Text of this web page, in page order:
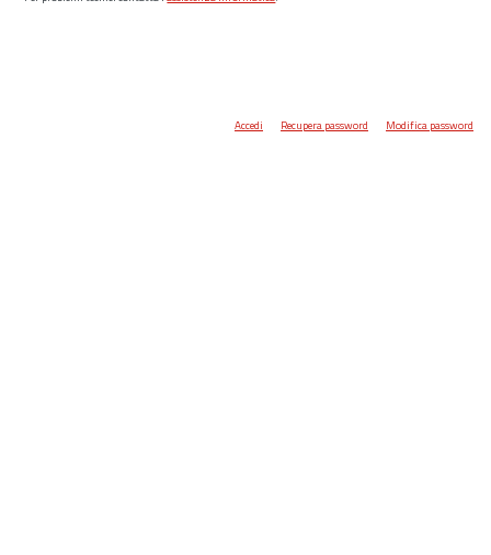
Accedi Recupera password Modifica password